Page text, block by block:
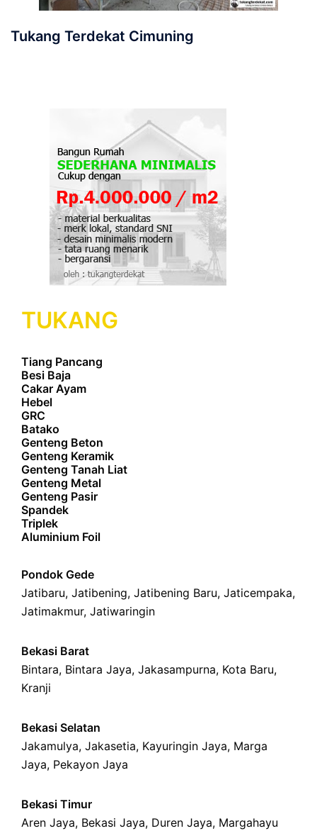
Tukang Terdekat Cimuning
TUKANG
Tiang Pancang
Besi Baja
Cakar Ayam
Hebel
GRC
Batako
Genteng Beton
Genteng Keramik
Genteng Tanah Liat
Genteng Metal
Genteng Pasir
Spandek
Triplek
Aluminium Foil
Pondok Gede
Jatibaru, Jatibening, Jatibening Baru, Jaticempaka,
Jatimakmur, Jatiwaringin
Bekasi Barat
Bintara, Bintara Jaya, Jakasampurna, Kota Baru,
Kranji
Bekasi Selatan
Jakamulya, Jakasetia, Kayuringin Jaya, Marga
Jaya, Pekayon Jaya
Bekasi Timur
Aren Jaya, Bekasi Jaya, Duren Jaya, Margahayu